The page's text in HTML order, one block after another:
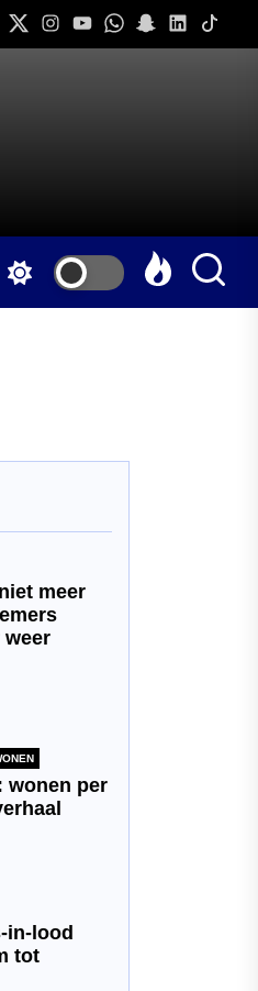
TwitterInstagram
YoutubeWhatsapp
Snapchat
Linkedin
Tiktok
meer
weer
wonen per
in-lood
tot